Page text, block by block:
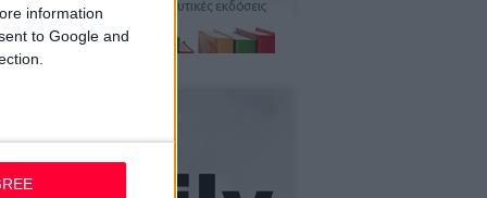
information
to Google and